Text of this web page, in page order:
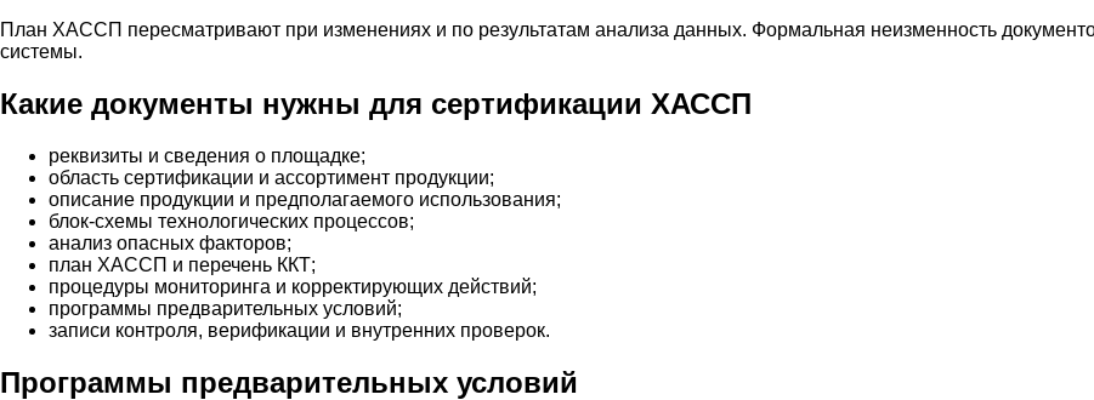
План ХАССП пересматривают при изменениях и по результатам анализа данных. Формальная неизменность
системы.
Какие документы нужны для сертификации ХАССП
реквизиты и сведения о площадке;
область сертификации и ассортимент продукции;
описание продукции и предполагаемого использования;
блок-схемы технологических процессов;
анализ опасных факторов;
план ХАССП и перечень ККТ;
процедуры мониторинга и корректирующих действий;
программы предварительных условий;
записи контроля, верификации и внутренних проверок.
Программы предварительных условий